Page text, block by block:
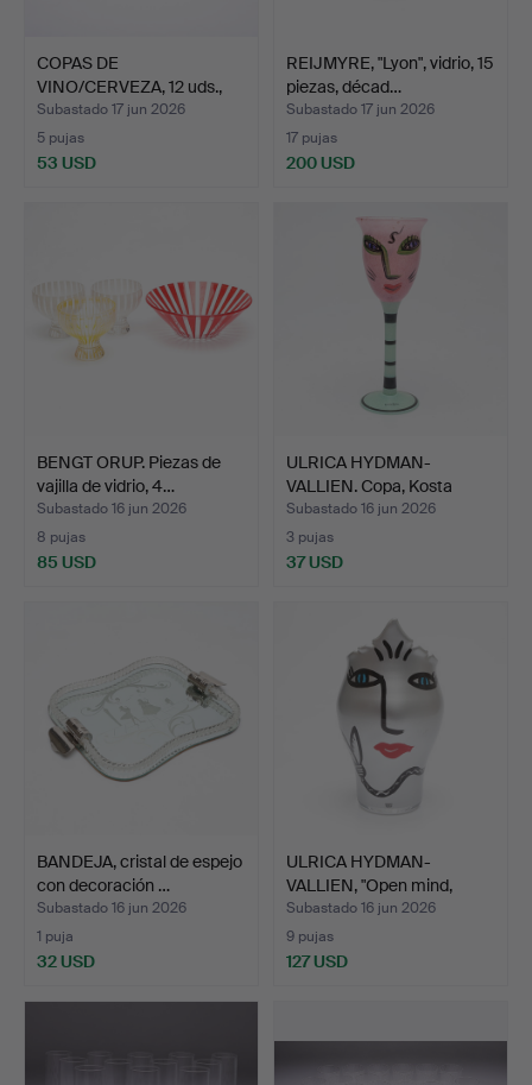
COPAS DE
VINO/CERVEZA, 12 uds.,
decoración…
Subastado 17 jun 2026
5 pujas
53 USD
REIJMYRE, "Lyon", vidrio, 15
piezas, décad…
Subastado 17 jun 2026
17 pujas
200 USD
BENGT ORUP. Piezas de
vajilla de vidrio, 4…
Subastado 16 jun 2026
8 pujas
85 USD
ULRICA HYDMAN-
VALLIEN. Copa, Kosta
Boda, f…
Subastado 16 jun 2026
3 pujas
37 USD
BANDEJA, cristal de espejo
con decoración …
Subastado 16 jun 2026
1 puja
32 USD
ULRICA HYDMAN-
VALLIEN, "Open mind,
silver"…
Subastado 16 jun 2026
9 pujas
127 USD